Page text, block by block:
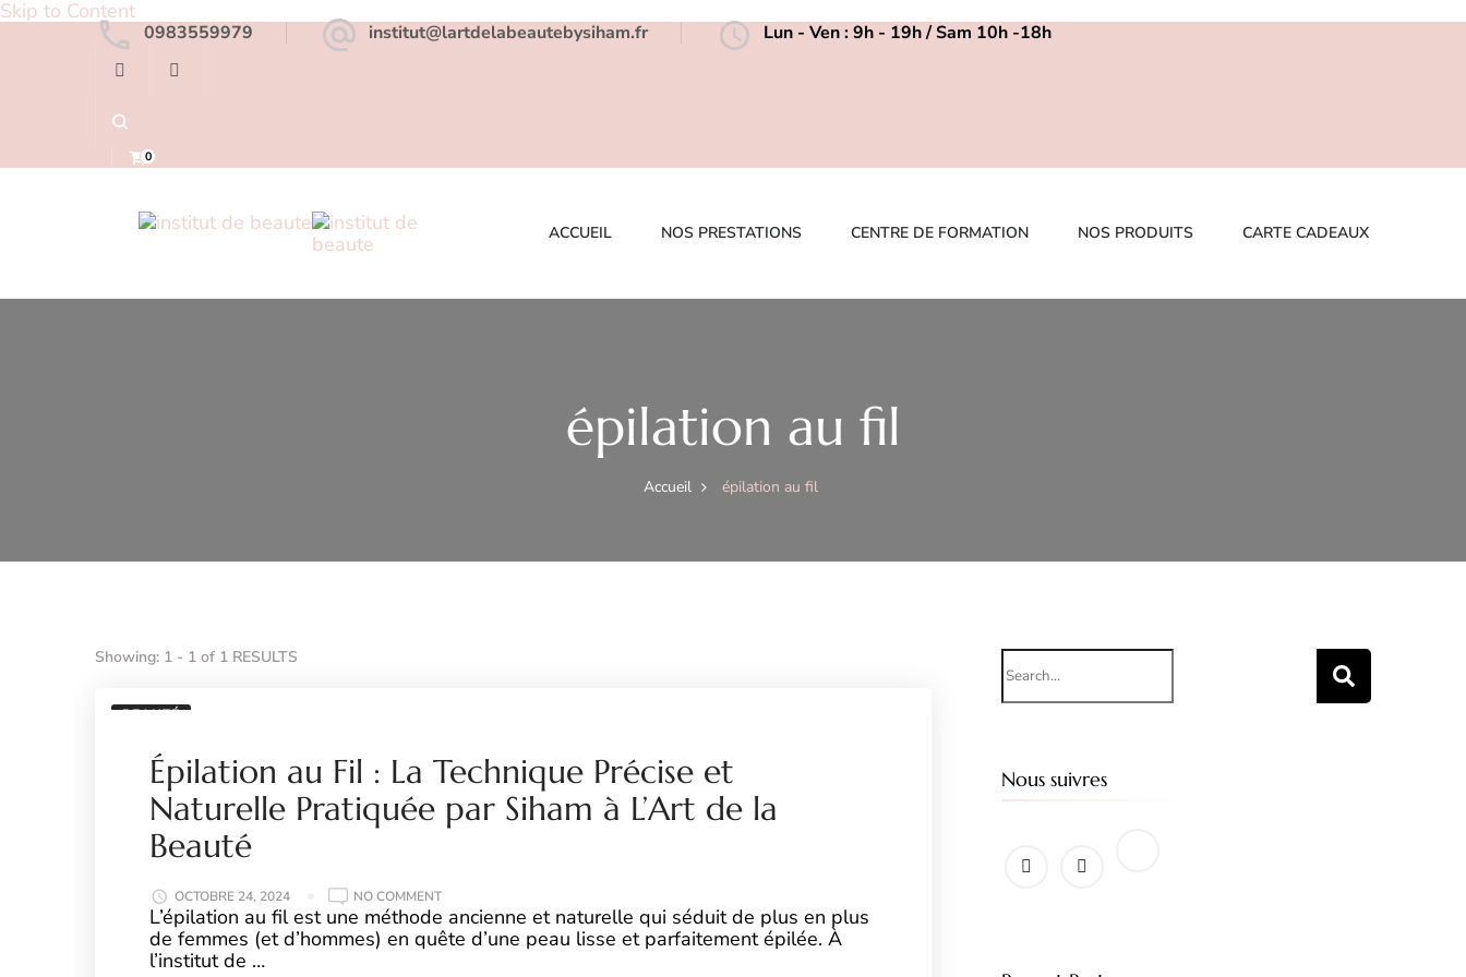
Skip to Content
0983559979 institut@lartdelabeautebysiham.fr Lun - Ven : 9h - 19h / Sam 10h -18h
0
ACCUEIL NOS PRESTATIONS CENTRE DE FORMATION NOS PRODUITS CARTE CADEAUX
épilation au fil
Accueil épilation au fil
Showing: 1 - 1 of 1 RESULTS
BEAUTÉ
Épilation au Fil : La Technique Précise et
Naturelle Pratiquée par Siham à L’Art de la
Beauté
OCTOBRE 24, 2024 NO COMMENTON
ÉPILATION
AU
FIL
:
L’épilation au fil est une méthode ancienne et naturelle qui séduit de plus en plus
de femmes (et d’hommes) en quête d’une peau lisse et parfaitement épilée. À
l’institut de …
Search
for:
Nous suivres